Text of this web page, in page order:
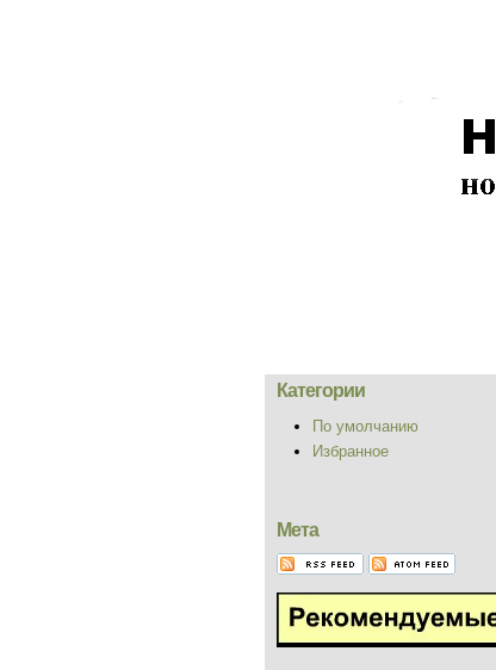
Категории
По умолчанию
Избранное
Мета